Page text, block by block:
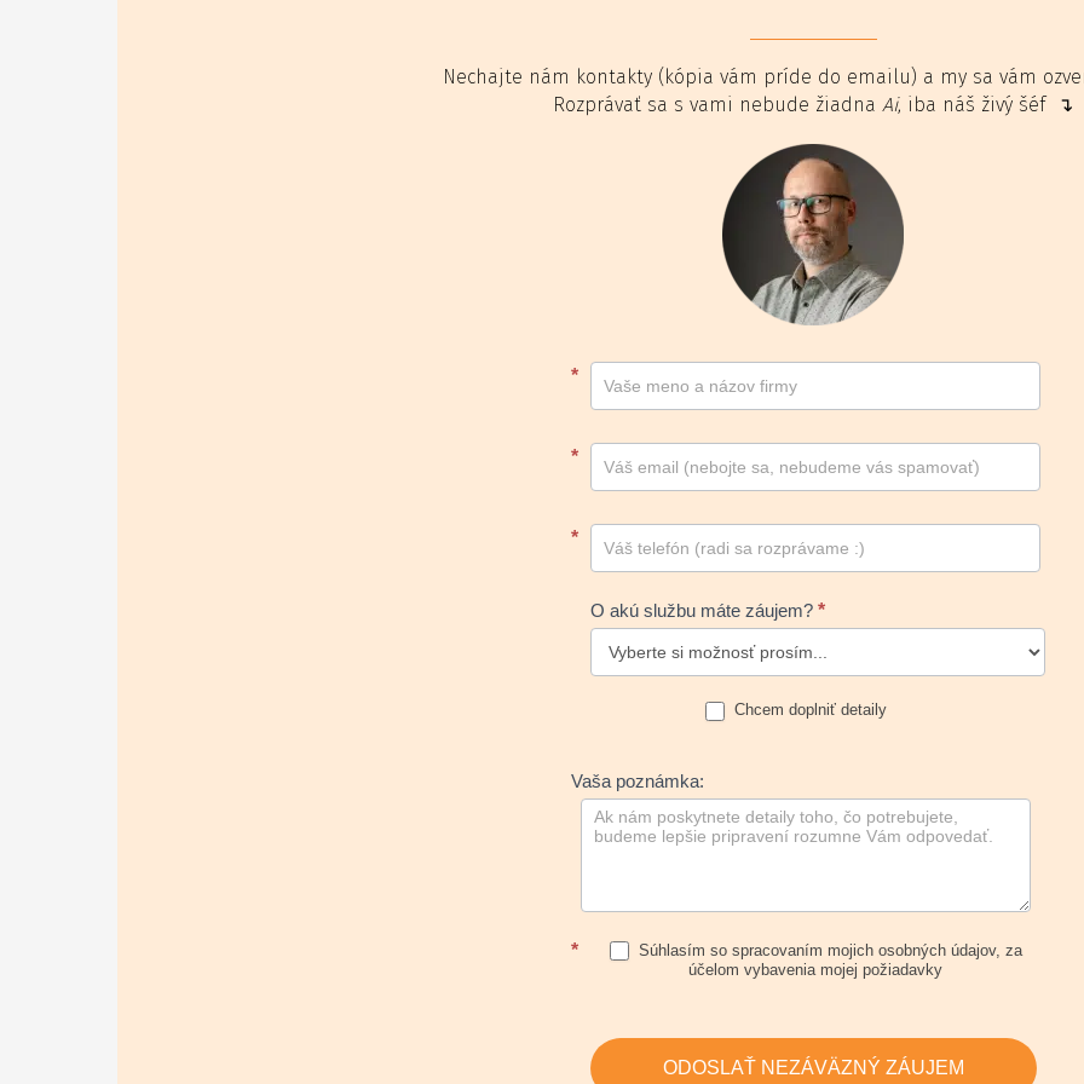
Nechajte nám kontakty (kópia vám príde do emailu) a my sa vám
Rozprávať sa s vami nebude žiadna Ai, iba náš živý šéf ↴
Kontakt
footer
*
*
*
O akú službu máte záujem? *
Chcem doplniť detaily
Vaša poznámka:
*
Súhlasím so spracovaním mojich osobných údajov, za
účelom vybavenia mojej požiadavky
ODOSLAŤ NEZÁVÄZNÝ ZÁUJEM